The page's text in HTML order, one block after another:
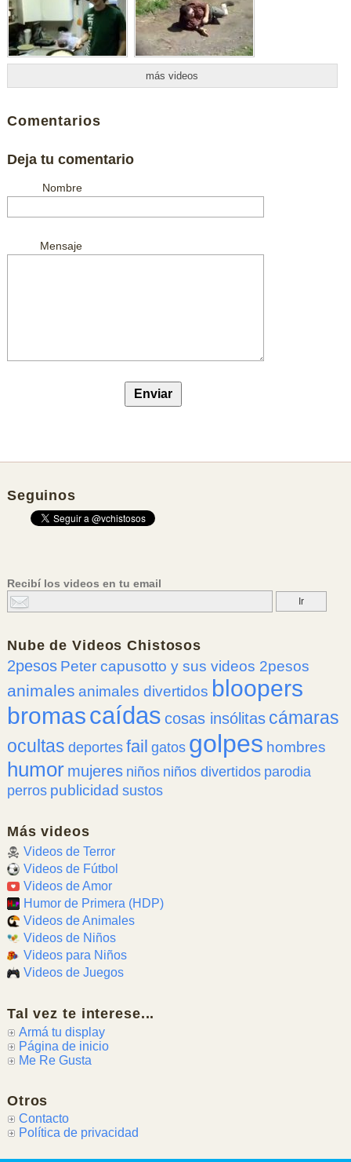
más videos
Comentarios
Deja tu comentario
Nombre
Mensaje
Seguinos
Recibí los videos en tu email
Nube deVideos Chistosos
2pesos Peter capusotto y sus videos 2pesos
animales animales divertidos bloopers
bromascaídas cosas insólitas cámaras
ocultas deportes fail gatos golpes hombres
humor mujeres niños niños divertidos parodia
perros publicidad sustos
Más videos
Videos de Terror
Videos de Fútbol
Videos de Amor
Humor de Primera (HDP)
Videos de Animales
Videos de Niños
Videos para Niños
Videos de Juegos
Tal vez te interese...
Armá tu display
Página de inicio
Me Re Gusta
Otros
Contacto
Política de privacidad